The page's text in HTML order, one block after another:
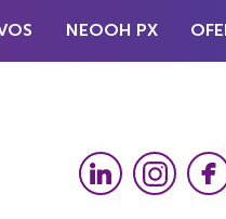
NEOOH PX